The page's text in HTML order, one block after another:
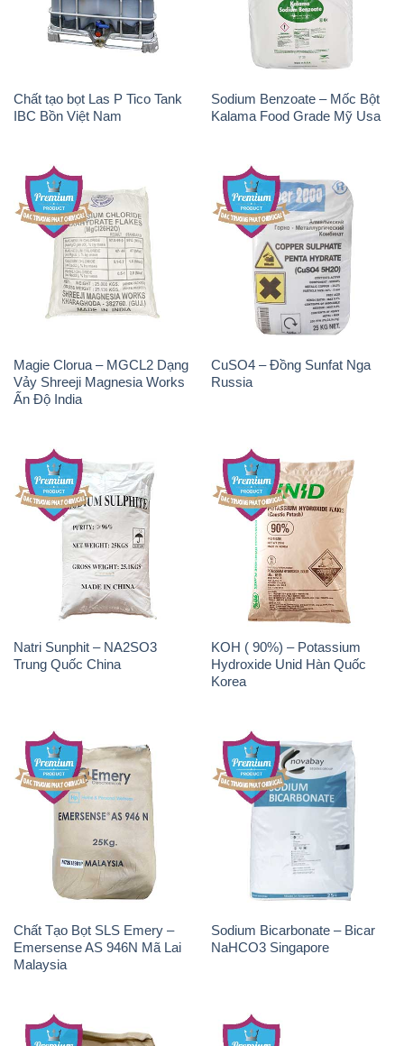
Chất tạo bọt Las P Tico Tank
IBC Bồn Việt Nam
Sodium Benzoate – Mốc Bột
Kalama Food Grade Mỹ Usa
Magie Clorua – MGCL2 Dạng
Vảy Shreeji Magnesia Works
Ấn Độ India
CuSO4 – Đồng Sunfat Nga
Russia
Natri Sunphit – NA2SO3
Trung Quốc China
KOH ( 90%) – Potassium
Hydroxide Unid Hàn Quốc
Korea
Chất Tạo Bọt SLS Emery –
Emersense AS 946N Mã Lai
Malaysia
Sodium Bicarbonate – Bicar
NaHCO3 Singapore